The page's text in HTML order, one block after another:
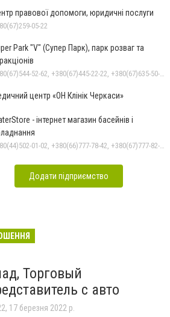
правової допомоги, юридичні послуги
05-22
Park "V" (Супер Парк), парк розваг та
+380(67)544-52-62, +380(67)445-22-22, +380(67)635-50-50
центр «ОН Клінік Черкаси»
- інтернет магазин басейнів і
+380(44)502-01-02, +380(66)777-78-42, +380(67)777-82-19, +380(67)890-80-80, +380(73)890-80-80, +380(44)502-01-03
Додати підприємство
Торговый
с авто
17 березня 2022 р.